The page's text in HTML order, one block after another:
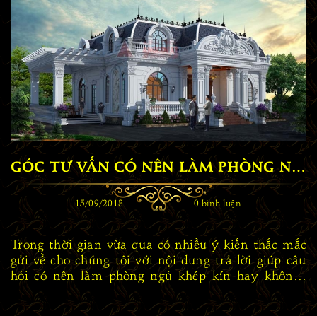
GÓC TƯ VẤN CÓ NÊN LÀM PHÒNG NGỦ KHÉP KÍN HAY KHÔNG? PT525018
15/09/2018 0 bình luận
Trong thời gian vừa qua có nhiều ý kiến thắc mắc
gửi về cho chúng tôi với nội dung trả lời giúp câu
hỏi có nên làm phòng ngủ khép kín hay không?
Đầu tiên chúng tôi nghĩ rằng câu hỏi đó không
nhiều ...